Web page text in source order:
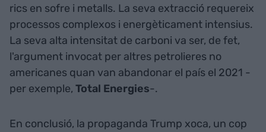
rics en sofre i metalls. La seva extracció requereix
processos complexos i energèticament intensius.
La seva alta intensitat de carboni va ser, de fet,
l'argument invocat per altres petrolieres no
americanes quan van abandonar el país el 2021 -
per exemple, Total Energies-.
En conclusió, la propaganda Trump xoca, un cop